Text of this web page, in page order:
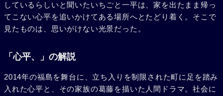
しているらしいと聞いたいちごと一平は、家を出たまま帰っ
てこない心平を追いかけてある場所へとたどり着く。そこで
見たものは、思いがけない光景だった。
「心平、」の解説
2014年の福島を舞台に、立ち入りを制限された町に足を踏み
入れた心平と、その家族の葛藤を描いた人間ドラマ。社会に